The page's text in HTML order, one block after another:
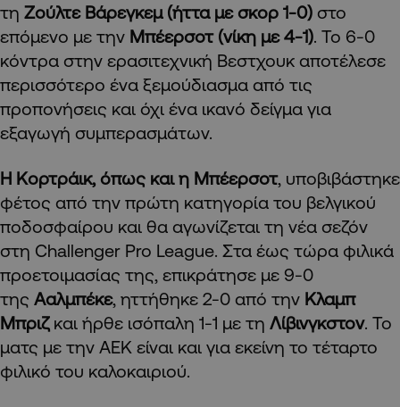
τη Ζούλτε Βάρεγκεμ (ήττα με σκορ 1-0) στο
επόμενο με την Μπέερσοτ (νίκη με 4-1). Το 6-0
κόντρα στην ερασιτεχνική Βεστχουκ αποτέλεσε
περισσότερο ένα ξεμούδιασμα από τις
προπονήσεις και όχι ένα ικανό δείγμα για
εξαγωγή συμπερασμάτων.
Η Κορτράικ, όπως και η Μπέερσοτ, υποβιβάστηκε
φέτος από την πρώτη κατηγορία του βελγικού
ποδοσφαίρου και θα αγωνίζεται τη νέα σεζόν
στη Challenger Pro League. Στα έως τώρα φιλικά
προετοιμασίας της, επικράτησε με 9-0
της Ααλμπέκε, ηττήθηκε 2-0 από την Κλαμπ
Μπριζ και ήρθε ισόπαλη 1-1 με τη Λίβινγκστον. Το
ματς με την ΑΕΚ είναι και για εκείνη το τέταρτο
φιλικό του καλοκαιριού.